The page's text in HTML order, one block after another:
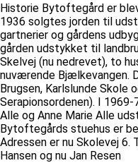
Historie Bytoftegård er
1936 solgtes jorden til
gartnerier og gårdens
gården udstykket til
Skelvej (nu nedrevet), to
nuværende Bjælkevangen.
Brugsen, Karlslunde Skole
Serapionsordenen). I
Alle og Anne Marie Alle
Bytoftegårds stuehus er
Adressen er nu Skolevej 6.
Hansen og nu Jan Resen